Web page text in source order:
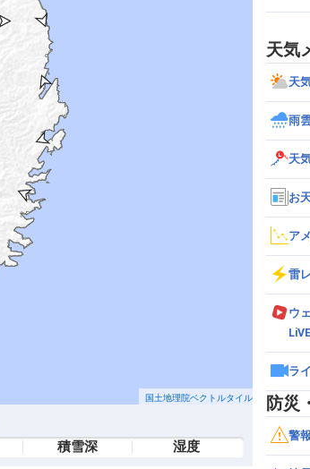
国土地理院ベクトルタイル
積雪深 湿度
天気
天
雨
天
お
ア
雷
ウ
LiVE
ラ
防災
警